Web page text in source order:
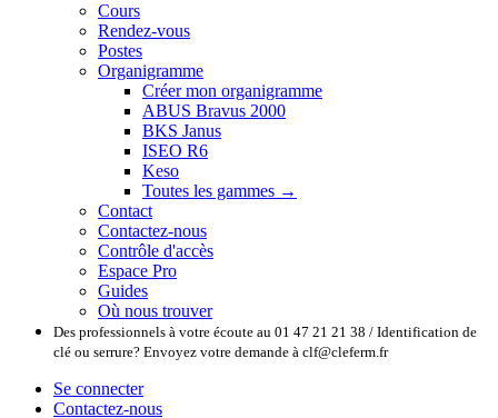
Cours
Rendez-vous
Postes
Organigramme
Créer mon organigramme
ABUS Bravus 2000
BKS Janus
ISEO R6
Keso
Toutes les gammes →
Contact
Contactez-nous
Contrôle d'accès
Espace Pro
Guides
Où nous trouver
Des professionnels à votre écoute au 01 47 21 21 38 / Identification de
clé ou serrure? Envoyez votre demande à clf@cleferm.fr
Se connecter
Contactez-nous